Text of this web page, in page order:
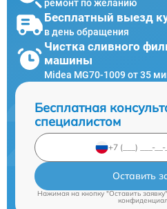
ремонт по желанию
Бесплатный выезд
в день обращения
Чистка сливного
машины
Midea MG70-1009 от 35
Бесплатная
специалистом
Оставить
Нажимая на кнопку "Оставить